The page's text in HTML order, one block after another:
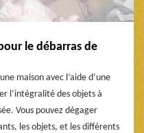
le débarras de
maison avec l’aide d’une
l’intégralité des objets à
Vous pouvez dégager
les objets, et les différents